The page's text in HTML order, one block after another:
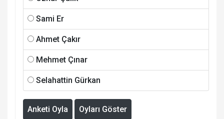
Sami Er
Ahmet Çakır
Mehmet Çınar
Selahattin Gürkan
Anketi Oyla Oyları Göster